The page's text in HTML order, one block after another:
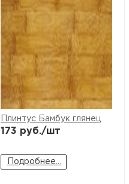
Плинтус Бамбук глянец
173 руб./шт
Подробнее...